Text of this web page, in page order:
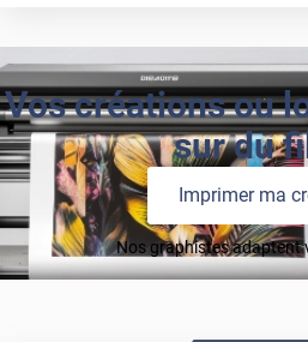
Vos créations ou
sur du
Imprimer ma
Nos graphistes adaptent